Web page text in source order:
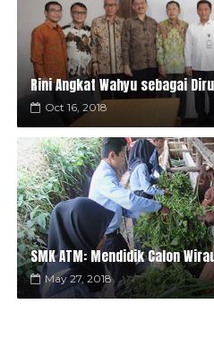
Rini Angkat Wahyu sebagai
Oct 16, 2018
SMK ATM: Mendidik Calon
May 27, 2018